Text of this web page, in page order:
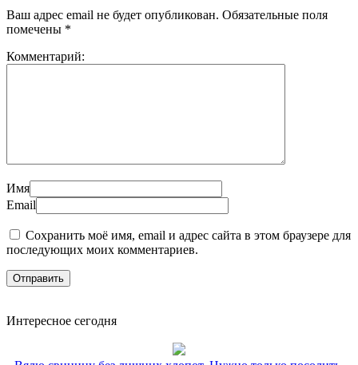
Ваш адрес email не будет опубликован. Обязательные поля
помечены *
Комментарий:
Имя
Email
Сохранить моё имя, email и адрес сайта в этом браузере для
последующих моих комментариев.
Интересное сегодня